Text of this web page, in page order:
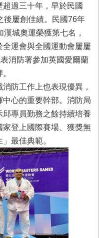
過三十年，早於民國
後屢創佳績。民國76年
城奧運榮獲第七名，
全運會與全國運動會屢屢
消防署參加英國愛爾蘭
防工作上也表現優異，
心的重要幹部。消防局
專員勤務之餘持續培養
登上國際賽場、獲獎無
最佳典範。